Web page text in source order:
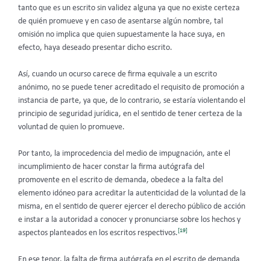
tanto que es un escrito sin validez alguna ya que no existe certeza
de quién promueve y en caso de asentarse algún nombre, tal
omisión no implica que quien supuestamente la hace suya, en
efecto, haya deseado presentar dicho escrito.
Así, cuando un ocurso carece de firma equivale a un escrito
anónimo, no se puede tener acreditado el requisito de promoción a
instancia de parte, ya que, de lo contrario, se estaría violentando el
principio de seguridad jurídica, en el sentido de tener certeza de la
voluntad de quien lo promueve.
Por tanto, la improcedencia del medio de impugnación, ante el
incumplimiento de hacer constar la firma autógrafa del
promovente en el escrito de demanda, obedece a la falta del
elemento idóneo para acreditar la autenticidad de la voluntad de la
misma, en el sentido de querer ejercer el derecho público de acción
e instar a la autoridad a conocer y pronunciarse sobre los hechos y
aspectos planteados en los escritos respectivos.[19]